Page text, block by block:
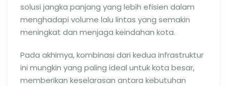
solusi jangka panjang yang lebih efisien dalam
menghadapi volume lalu lintas yang semakin
meningkat dan menjaga keindahan kota.
Pada akhirnya, kombinasi dari kedua infrastruktur
ini mungkin yang paling ideal untuk kota besar,
memberikan keselarasan antara kebutuhan